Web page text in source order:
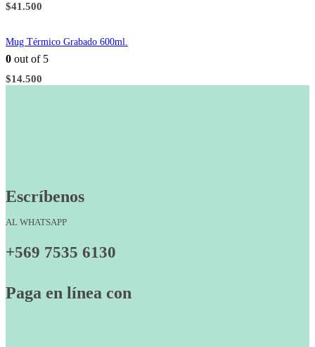
$41.500
Mug Térmico Grabado 600ml.
0 out of 5
$14.500
Escríbenos
AL WHATSAPP
+569 7535 6130
Paga en línea con